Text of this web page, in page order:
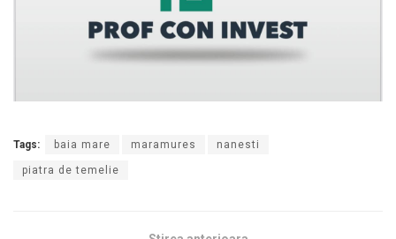
Tags: baia mare maramures nanesti
piatra de temelie